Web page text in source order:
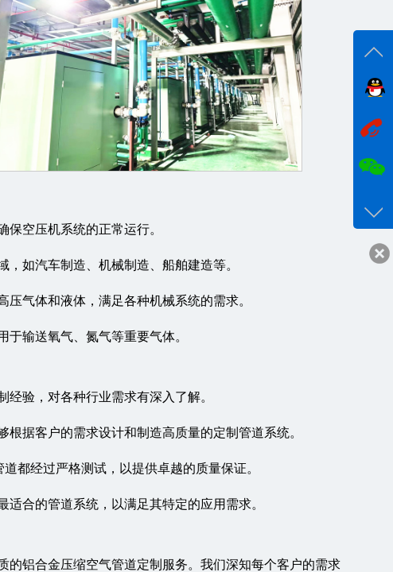
保空压机系统的正常运行。
如汽车制造、机械制造、船舶建造等。
气体和液体，满足各种机械系统的需求。
输送氧气、氮气等重要气体。
验，对各种行业需求有深入了解。
据客户的需求设计和制造高质量的定制管道系统。
都经过严格测试，以提供卓越的质量保证。
合的管道系统，以满足其特定的应用需求。
铝合金压缩空气管道定制服务。我们深知每个客户的需求
在线
咨
客服